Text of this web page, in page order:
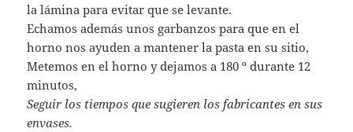
la lámina para evitar que se levante.
Echamos además unos garbanzos para que en el
horno nos ayuden a mantener la pasta en su sitio,
Metemos en el horno y dejamos a 180 º durante 12
minutos,
Seguir los tiempos que sugieren los fabricantes en sus
envases.